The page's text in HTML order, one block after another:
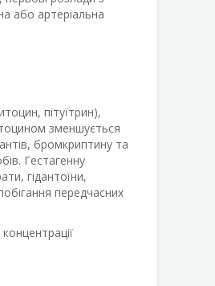
або артеріальна
пітуїтрин),
зменшується
бромкриптину та
Гестагенну
гідантоїни,
передчасних